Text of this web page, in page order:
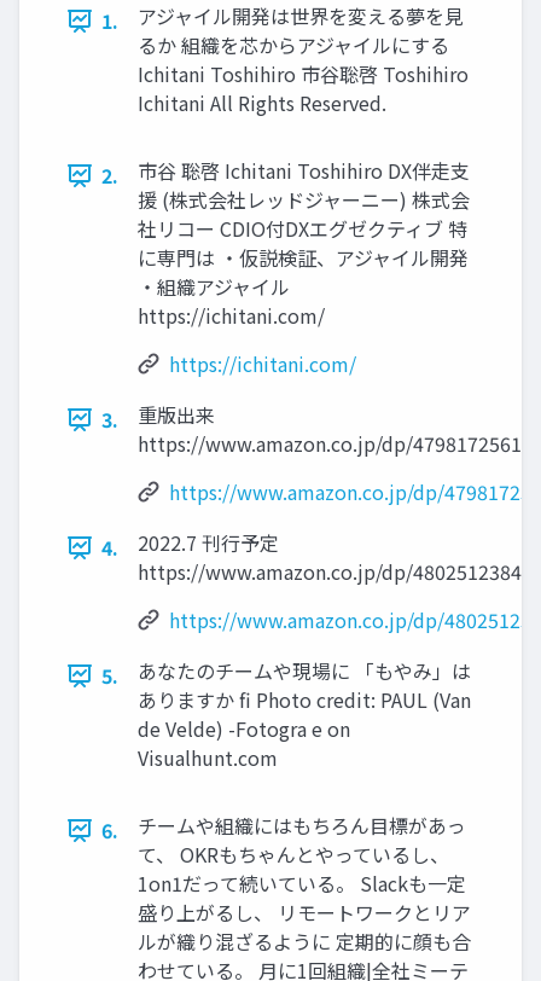
1.
アジャイル開発は世界を変える夢を⾒
るか 組織を芯からアジャイルにする
Ichitani Toshihiro 市⾕聡啓 Toshihiro
Ichitani All Rights Reserved.
2.
市⾕ 聡啓 Ichitani Toshihiro DX伴⾛⽀
援 (株式会社レッドジャーニー) 株式会
社リコー CDIO付DXエグゼクティブ 特
に専⾨は ・仮説検証、アジャイル開発
・組織アジャイル
https://ichitani.com/
https://ichitani.com/
3.
重版出来
https://www.amazon.co.jp/dp/4798172561/
https://www.amazon.co.jp/dp/
4.
2022.7 刊⾏予定
https://www.amazon.co.jp/dp/4802512384
https://www.amazon.co.jp/dp/
5.
あなたのチームや現場に 「もやみ」は
ありますか fi Photo credit: PAUL (Van
de Velde) -Fotogra e on
Visualhunt.com
6.
チームや組織にはもちろん⽬標があっ
て、 OKRもちゃんとやっているし、
1on1だって続いている。 Slackも⼀定
盛り上がるし、 リモートワークとリア
ルが織り混ざるように 定期的に顔も合
わせている。 ⽉に1回組織|全社ミーテ